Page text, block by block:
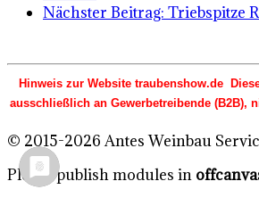
Nächster Beitrag: Triebspitze
Hinweis zur Website traubenshow.de
ausschließlich an Gewerbetreibende (B2B),
© 2015-2026 Antes Weinbau
Please publish modules in